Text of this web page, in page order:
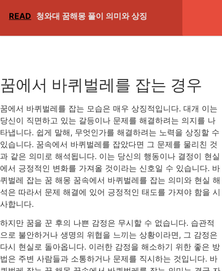
READ 청와대 꿈해몽 풀이 의미와 상징
꿈에서 바퀴벌레를 잡는 경우
꿈에서 바퀴벌레를 잡는 모습은 매우 상징적입니다. 대개 이는
당신이 직면하고 있는 갈등이나 문제를 해결하려는 의지를 나
타냅니다. 쉽게 말해, 무엇인가를 해결하려는 노력을 상징할 수
있습니다. 꿈속에서 바퀴벌레를 잡았다면 그 문제를 물리친 것
과 같은 의미로 해석됩니다. 이는 당신의 행동이나 결정이 현실
에서 긍정적인 변화를 가져올 것이라는 신호일 수 있습니다. 바
퀴벌레 잡는 꿈 해몽 꿈속에서 바퀴벌레를 잡는 의미와 현실 해
석은 따라서 문제 해결에 있어 긍정적인 태도를 가져야 함을 시
사합니다.
하지만 꿈을 꾼 후의 나쁜 감정은 무시할 수 없습니다. 습관적
으로 불안하거나 생명의 위협을 느끼는 상황이라면, 그 감정은
다시 현실로 돌아옵니다. 이러한 감정을 해소하기 위한 좋은 방
법은 주변 사람들과 소통하거나 문제를 직시하는 것입니다. 바